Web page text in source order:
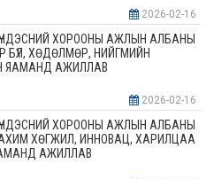
2026-02-16
ХОРООНЫ АЖЛЫН АЛБАНЫ
БҮЛ, ХӨДӨЛМӨР, НИЙГМИЙН
ЯАМАНД АЖИЛЛАВ
2026-02-16
ХОРООНЫ АЖЛЫН АЛБАНЫ
ХӨГЖИЛ, ИННОВАЦ, ХАРИЛЦАА
АЖИЛЛАВ